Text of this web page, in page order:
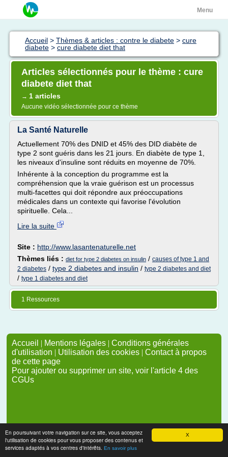
X
En poursuivant votre navigation sur ce site, vous acceptez
l'utilisation de cookies pour vous proposer des contenus et
services adaptés à vos centres d'intérêts. En savoir plus
Menu
Accueil > Thèmes & articles : contre le diabete > cure
diabete > cure diabete diet that
Articles sélectionnés pour le thème : cure
diabete diet that
→ 1 articles
Aucune vidéo sélectionnée pour ce thème
La Santé Naturelle
Actuellement 70% des DNID et 45% des DID diabète de
type 2 sont guéris dans les 21 jours. En diabète de type 1,
les niveaux d'insuline sont réduits en moyenne de 70%.
Inhérente à la conception du programme est la
compréhension que la vraie guérison est un processus
multi-facettes qui doit répondre aux préoccupations
médicales dans un contexte qui favorise l'évolution
spirituelle. Cela...
Lire la suite
Site : http://www.lasantenaturelle.net
Thèmes liés : diet for type 2 diabetes on insulin / causes of type 1 and
2 diabetes / type 2 diabetes and insulin / type 2 diabetes and diet
/ type 1 diabetes and diet
1 Ressources
Accueil | Mentions légales | Conditions générales
d'utilisation | Utilisation des cookies | Contact à propos
de cette page
Pour ajouter ou supprimer un site, voir l'article 4 des
CGUs